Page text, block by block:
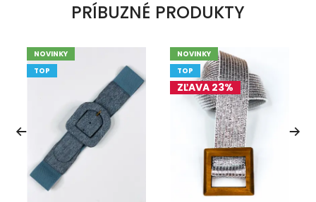
PRÍBUZNÉ PRODUKTY
NOVINKY
TOP
NOVINKY
TOP
ZĽAVA 23%